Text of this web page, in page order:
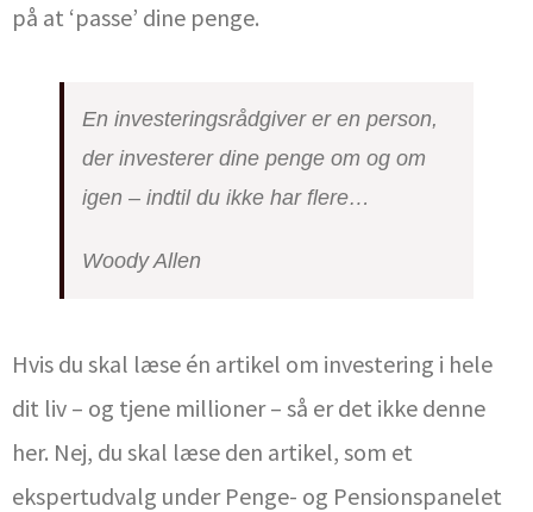
på at ‘passe’ dine penge.
En investeringsrådgiver er en person,
der investerer dine penge om og om
igen – indtil du ikke har flere…
Woody Allen
Hvis du skal læse én artikel om investering i hele
dit liv – og tjene millioner – så er det ikke denne
her. Nej, du skal læse den artikel, som et
ekspertudvalg under Penge- og Pensionspanelet